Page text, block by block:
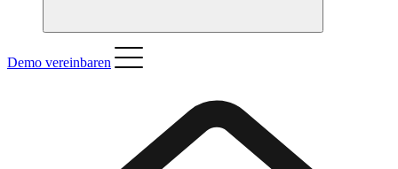
Demo vereinbaren